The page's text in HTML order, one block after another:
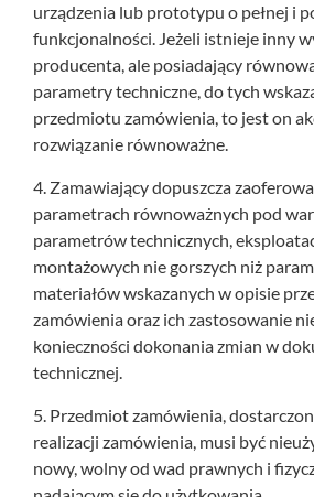
urządzenia lub prototypu o pełnej i
funkcjonalności. Jeżeli istnieje inny
producenta, ale posiadający
parametry techniczne, do tych
przedmiotu zamówienia, to jest on
rozwiązanie równoważne.
4. Zamawiający dopuszcza
parametrach równoważnych pod
parametrów technicznych,
montażowych nie gorszych niż
materiałów wskazanych w opisie
zamówienia oraz ich zastosowanie
konieczności dokonania zmian w
technicznej.
5. Przedmiot zamówienia,
realizacji zamówienia, musi być
nowy, wolny od wad prawnych i